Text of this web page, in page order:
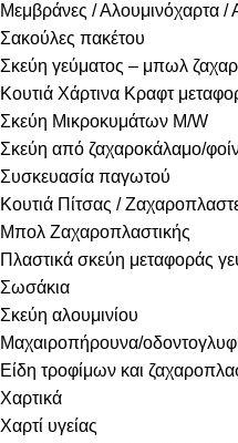
Μεμβράνες / Αλουμινόχαρτα /
Σακούλες πακέτου
Σκεύη γεύματος – μπωλ
Κουτιά Χάρτινα Κραφτ
Σκεύη Μικροκυμάτων Μ/W
Σκεύη από ζαχαροκάλαμο/
Συσκευασία παγωτού
Κουτιά Πίτσας /
Μπολ Ζαχαροπλαστικής
Πλαστικά σκεύη μεταφοράς
Σωσάκια
Σκεύη αλουμινίου
Μαχαιροπήρουνα/
Είδη τροφίμων και
Χαρτικά
Χαρτί υγείας